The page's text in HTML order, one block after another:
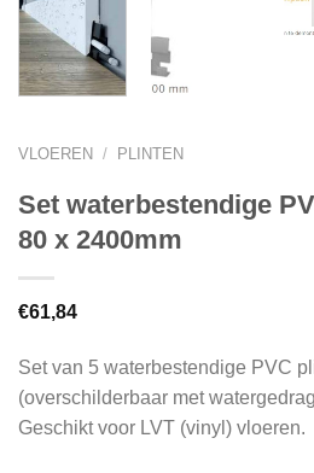
VLOEREN / PLINTEN
Set waterbestendige
80 x 2400mm
€61,84
Set van 5 waterbestendige PVC
(overschilderbaar met
Geschikt voor LVT (vinyl) vloeren.